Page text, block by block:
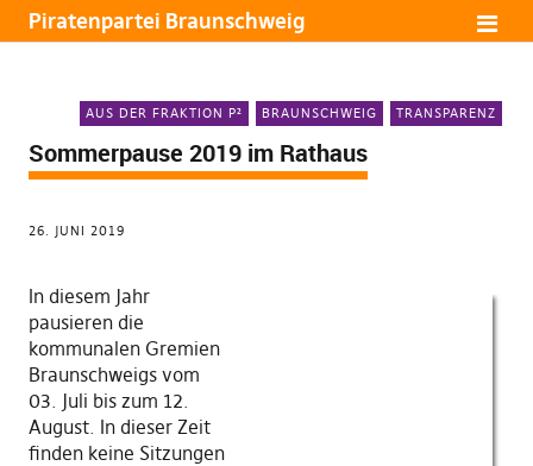
Piratenpartei Braunschweig
AUS DER FRAKTION P² BRAUNSCHWEIG TRANSPARENZ
Sommerpause 2019 im Rathaus
26. JUNI 2019
In diesem Jahr
pausieren die
kommunalen Gremien
Braunschweigs vom
03. Juli bis zum 12.
August. In dieser Zeit
finden keine Sitzungen